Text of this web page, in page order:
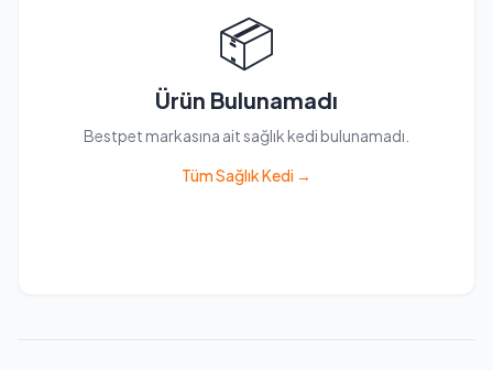
📦
Ürün Bulunamadı
Bestpet markasına ait sağlık kedi bulunamadı.
Tüm Sağlık Kedi →